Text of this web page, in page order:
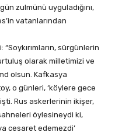
zulmünü uyguladığını,
vatanlarından
sürgünlerin
olarak milletimizi ve
olsun. Kafkasya
o günleri, ‘köylere gece
Rus askerlerinin ikişer,
öylesineydi ki,
cesaret edemezdi’